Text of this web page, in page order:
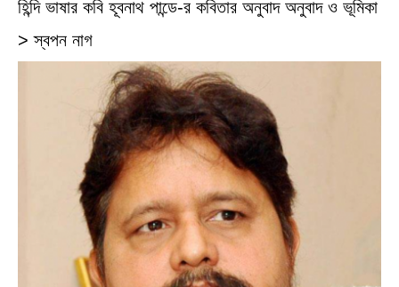
হিন্দি ভাষার কবি হূবনাথ পান্ডে-র কবিতার অনুবাদ অনুবাদ ও ভূমিকা
> স্বপন নাগ